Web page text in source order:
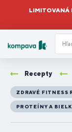
LIMITOVANÁ
Recepty
ZDRAVÉ FITNESS
PROTEÍNY A